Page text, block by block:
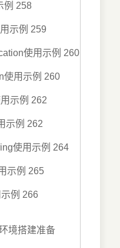
例 258
示例 259
使用示例 260
使用示例 260
示例 262
示例 262
使用示例 264
示例 265
例 266
境搭建准备